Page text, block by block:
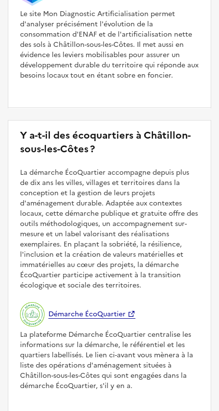
Le site Mon Diagnostic Artificialisation permet
d'analyser précisément l'évolution de la
consommation d'ENAF et de l'artificialisation nette
des sols à Châtillon-sous-les-Côtes. Il met aussi en
évidence les leviers mobilisables pour assurer un
développement durable du territoire qui réponde aux
besoins locaux tout en étant sobre en foncier.
Y a-t-il des écoquartiers à Châtillon-
sous-les-Côtes ?
La démarche ÉcoQuartier accompagne depuis plus
de dix ans les villes, villages et territoires dans la
conception et la gestion de leurs projets
d'aménagement durable. Adaptée aux contextes
locaux, cette démarche publique et gratuite offre des
outils méthodologiques, un accompagnement sur-
mesure et un label valorisant des réalisations
exemplaires. En plaçant la sobriété, la résilience,
l'inclusion et la création de valeurs matérielles et
immatérielles au cœur des projets, la démarche
ÉcoQuartier participe activement à la transition
écologique et sociale des territoires.
Démarche ÉcoQuartier
La plateforme Démarche ÉcoQuartier centralise les
informations sur la démarche, le référentiel et les
quartiers labellisés. Le lien ci-avant vous mènera à la
liste des opérations d'aménagement situées à
Châtillon-sous-les-Côtes qui sont engagées dans la
démarche ÉcoQuartier, s'il y en a.